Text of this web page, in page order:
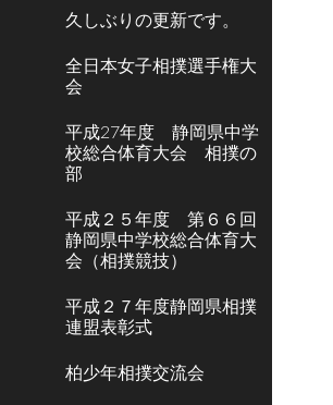
久しぶりの更新です。
全日本女子相撲選手権大
会
平成27年度 静岡県中学
校総合体育大会 相撲の
部
平成２５年度 第６６回
静岡県中学校総合体育大
会（相撲競技）
平成２７年度静岡県相撲
連盟表彰式
柏少年相撲交流会